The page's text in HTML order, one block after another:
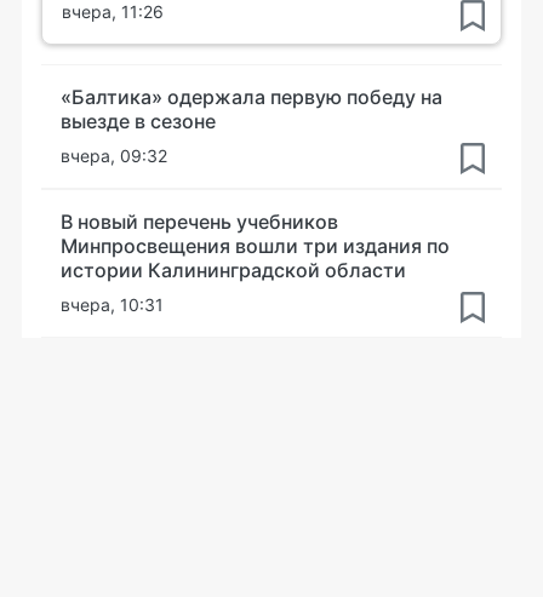
вчера, 11:26
«Балтика» одержала первую победу на
выезде в сезоне
вчера, 09:32
В новый перечень учебников
Минпросвещения вошли три издания по
истории Калининградской области
вчера, 10:31